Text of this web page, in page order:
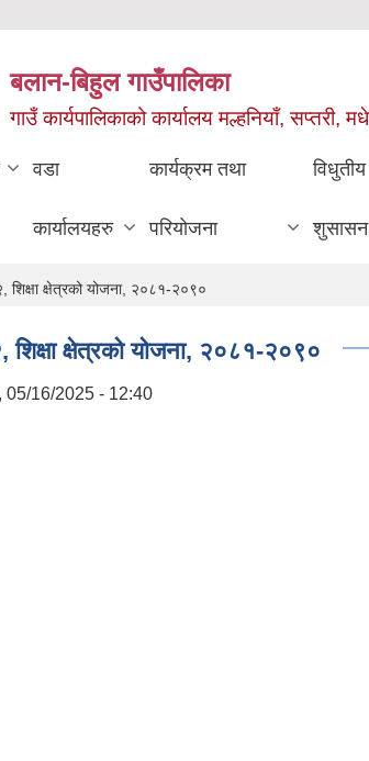
बलान-बिहुल गाउँपालिका
गाउँ कार्यपालिकाको कार्यालय मल्हनियाँ, सप्तरी,
वडा
कार्यालयहरु
कार्यक्रम तथा
परियोजना
विधुतीय
शुसासन
क्षेत्रको योजना, २०८१-२०९०
क्षेत्रको योजना, २०८१-२०९०
05/16/2025 - 12:40